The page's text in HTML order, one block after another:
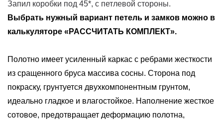
Запил коробки под 45*, с петлевой стороны.
Выбрать нужный вариант петель и замков можно в
калькуляторе «РАССЧИТАТЬ КОМПЛЕКТ».
Полотно имеет усиленный каркас с ребрами жесткости
из сращенного бруса массива сосны. Сторона под
покраску, грунтуется двухкомпонентным грунтом,
идеально гладкое и влагостойкое. Наполнение жесткое
сотовое, предотвращает деформацию полотна,